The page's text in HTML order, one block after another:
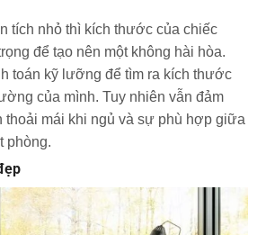
tích nhỏ thì kích thước của chiếc
để tạo nên một không hài hòa.
toán kỹ lưỡng để tìm ra kích thước
của mình. Tuy nhiên vẫn đảm
mái khi ngủ và sự phù hợp giữa
phòng.